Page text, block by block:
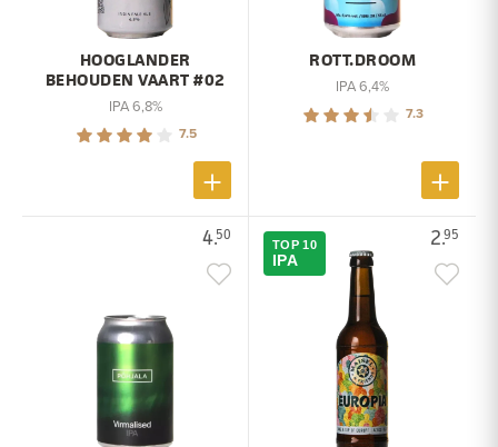
HOOGLANDER
BEHOUDEN VAART #02
IPA 6,8%
7.5
ROTT.DROOM
IPA 6,4%
7.3
4.50 2.95
TOP 10
IPA